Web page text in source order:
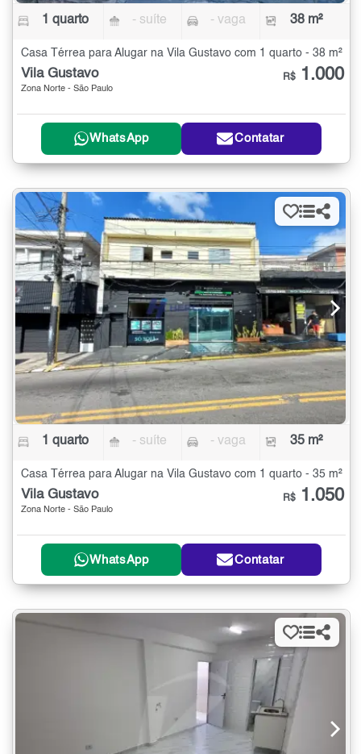
1 quarto - suíte - vaga 38 m²
Casa Térrea para Alugar na Vila Gustavo com 1 quarto - 38 m²
Vila Gustavo
Zona Norte - São Paulo
R$ 1.000
WhatsApp Contatar
1 quarto - suíte - vaga 35 m²
Casa Térrea para Alugar na Vila Gustavo com 1 quarto - 35 m²
Vila Gustavo
Zona Norte - São Paulo
R$ 1.050
WhatsApp Contatar